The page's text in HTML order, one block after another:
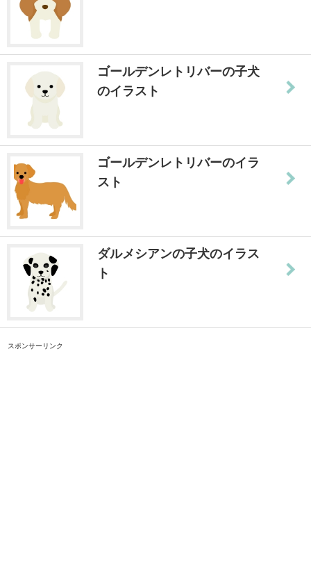
ゴールデンレトリバーの子犬
のイラスト
ゴールデンレトリバーのイラ
スト
ダルメシアンの子犬のイラス
ト
スポンサーリンク